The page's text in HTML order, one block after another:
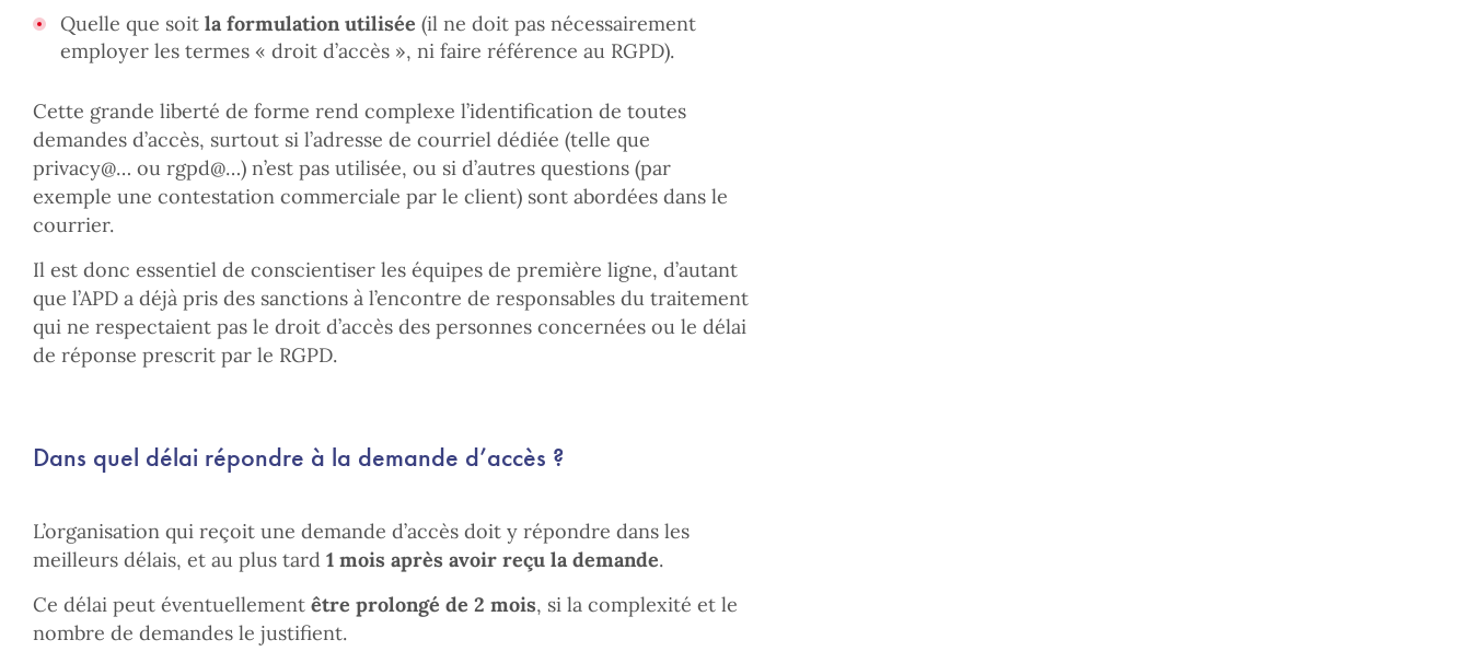
Quelle que soit la formulation utilisée (il ne doit pas nécessairement
employer les termes « droit d’accès », ni faire référence au RGPD).
Cette grande liberté de forme rend complexe l’identification de toutes
demandes d’accès, surtout si l’adresse de courriel dédiée (telle que
privacy@… ou rgpd@…) n’est pas utilisée, ou si d’autres questions (par
exemple une contestation commerciale par le client) sont abordées dans le
courrier.
Il est donc essentiel de conscientiser les équipes de première ligne, d’autant
que l’APD a déjà pris des sanctions à l’encontre de responsables du traitement
qui ne respectaient pas le droit d’accès des personnes concernées ou le délai
de réponse prescrit par le RGPD.
Dans quel délai répondre à la demande d’accès ?
L’organisation qui reçoit une demande d’accès doit y répondre dans les
meilleurs délais, et au plus tard 1 mois après avoir reçu la demande.
Ce délai peut éventuellement être prolongé de 2 mois, si la complexité et le
nombre de demandes le justifient.